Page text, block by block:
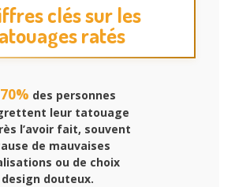
clés sur les
ratés
70% des personnes
leur tatouage
l’avoir fait, souvent
de mauvaises
ou de choix
design douteux.